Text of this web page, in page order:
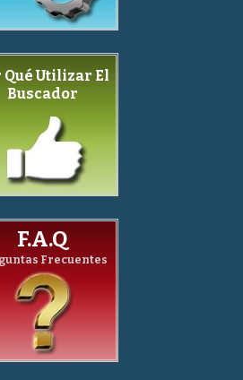
Qué Utilizar El
Buscador
F.A.Q
Frecuentes